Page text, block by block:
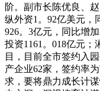
阶。副市长陈优良、
纵外资1。92亿美元，
926。3亿元，同比增
投资1161。018亿元
目，目前全市签约入
产企业62家，签约率
求，要将鼎力成长计